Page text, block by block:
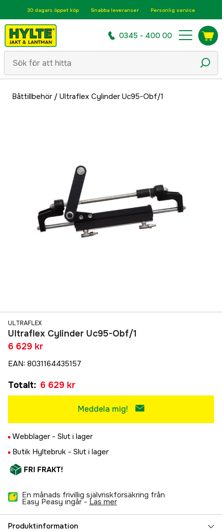
30 dagars öppet köp Snabba leveranser Personlig service
0345 - 400 00
Båttillbehör/ Ultraflex Cylinder Uc95-Obf/1
ULTRAFLEX
Ultraflex Cylinder Uc95-Obf/1
6 629 kr
EAN: 8031164435157
Totalt: 6 629 kr
Meddela mig!
Webblager - Slut i lager
Butik Hyltebruk - Slut i lager
FRI FRAKT!
En månads frivillig självriskförsäkring från
Easy Peasy ingår - läs mer
Produktinformation